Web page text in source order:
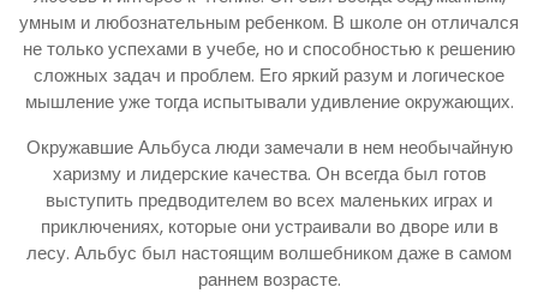
умным и любознательным ребенком. В школе он отличался
не только успехами в учебе, но и способностью к решению
сложных задач и проблем. Его яркий разум и логическое
мышление уже тогда испытывали удивление окружающих.
Окружавшие Альбуса люди замечали в нем необычайную
харизму и лидерские качества. Он всегда был готов
выступить предводителем во всех маленьких играх и
приключениях, которые они устраивали во дворе или в
лесу. Альбус был настоящим волшебником даже в самом
раннем возрасте.